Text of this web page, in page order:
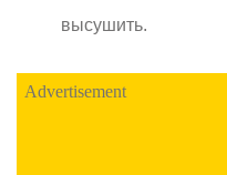
высушить.
Advertisement